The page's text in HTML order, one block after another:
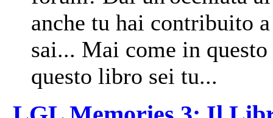
anche tu hai contribuito
sai... Mai come in
questo libro sei tu...